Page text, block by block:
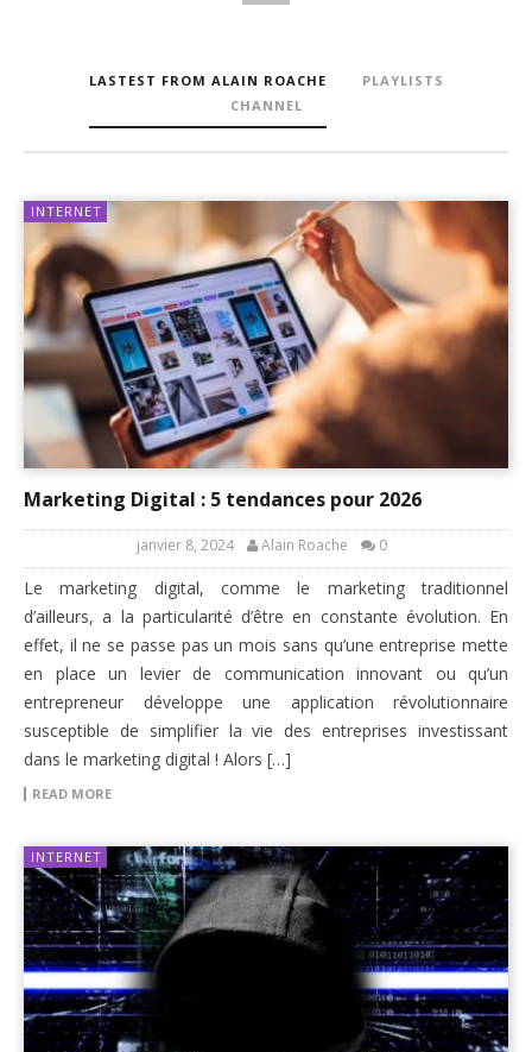
LASTEST FROM ALAIN ROACHE
PLAYLISTS
CHANNEL
INTERNET
Marketing Digital : 5 tendances pour 2026
janvier 8, 2024 Alain Roache 0
Le marketing digital, comme le marketing traditionnel
d’ailleurs, a la particularité d’être en constante évolution. En
effet, il ne se passe pas un mois sans qu’une entreprise mette
en place un levier de communication innovant ou qu’un
entrepreneur développe une application révolutionnaire
susceptible de simplifier la vie des entreprises investissant
dans le marketing digital ! Alors […]
READ MORE
INTERNET